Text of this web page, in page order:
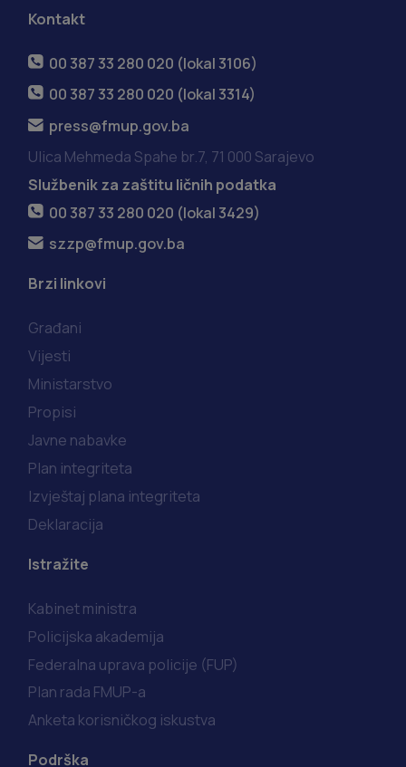
Kontakt
00 387 33 280 020 (lokal 3106)
00 387 33 280 020 (lokal 3314)
press@fmup.gov.ba
Ulica Mehmeda Spahe br.7, 71 000 Sarajevo
Službenik za zaštitu ličnih podatka
00 387 33 280 020 (lokal 3429)
szzp@fmup.gov.ba
Brzi linkovi
Građani
Vijesti
Ministarstvo
Propisi
Javne nabavke
Plan integriteta
Izvještaj plana integriteta
Deklaracija
Istražite
Kabinet ministra
Policijska akademija
Federalna uprava policije (FUP)
Plan rada FMUP-a
Anketa korisničkog iskustva
Podrška